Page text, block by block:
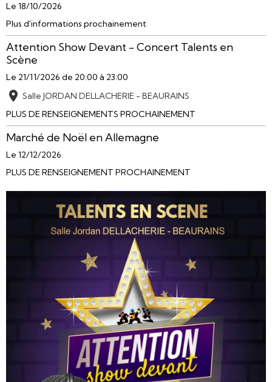
Le 18/10/2026
Plus d'informations prochainement
Attention Show Devant - Concert Talents en
Scène
Le 21/11/2026 de 20:00 à 23:00
Salle JORDAN DELLACHERIE - BEAURAINS
PLUS DE RENSEIGNEMENTS PROCHAINEMENT
Marché de Noël en Allemagne
Le 12/12/2026
PLUS DE RENSEIGNEMENT PROCHAINEMENT